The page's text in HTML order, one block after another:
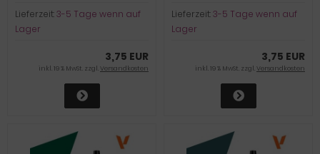
Lieferzeit:3-5 Tage wenn auf
Lager
3,75 EUR
inkl. 19 % MwSt. zzgl.Versandkosten
Lieferzeit:3-5 Tage wenn auf
Lager
3,75 EUR
inkl. 19 % MwSt. zzgl.Versandkosten